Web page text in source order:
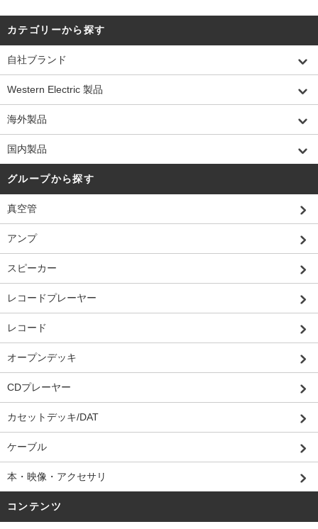
カテゴリーから探す
自社ブランド
Western Electric 製品
海外製品
国内製品
グループから探す
真空管
アンプ
スピーカー
レコードプレーヤー
レコード
オープンデッキ
CDプレーヤー
カセットデッキ/DAT
ケーブル
本・映像・アクセサリ
コンテンツ